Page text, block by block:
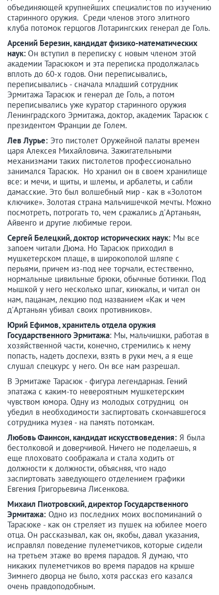
объединяющей крупнейших специалистов по изучению
старинного оружия. Среди членов этого элитного
клуба потомок герцогов Лотарингских генерал де Голь.
Арсений Березин, кандидат физико-математических
наук: Он вступил в переписку с новым членом этой
академии Тарасюком и эта переписка продолжалась
вплоть до 60-х годов. Они переписывались,
переписывались - сначала младший сотрудник
Эрмитажа Тарасюк и генерал де Голь, а потом
переписывались уже куратор старинного оружия
Ленинградского Эрмитажа, доктор, академик Тарасюк с
президентом Франции де Голем.
Лев Лурье: Это пистолет Оружейной палаты времен
царя Алексея Михайловича. Зажигательными
механизмами таких пистолетов профессионально
занимался Тарасюк. Но хранил он в своем хранилище
все: и мечи, и щиты, и шлемы, и арбалеты, и сабли
дамасские. Это был волшебный мир - как в «Золотом
ключике». Золотая страна мальчишечкой мечты. Можно
посмотреть, потрогать то, чем сражались д'Артаньян,
Айвенго и другие любимые герои.
Сергей Белецкий, доктор исторических наук: Мы все
запоем читали Дюма. Но Тарасюк приходил в
мушкетерском плаще, в широкополой шляпе с
перьями, причем из-под нее торчали, естественно,
нормальные цивильные брюки, обычные ботинки. Под
мышкой у него несколько шпаг, кинжалы, и читал он
нам, пацанам, лекцию под названием «Как и чем
д'Артаньян убивал своих противников».
Юрий Ефимов, хранитель отдела оружия
Государственного Эрмитажа: Мы, мальчишки, работая в
хозяйственной части, конечно, стремились к нему
попасть, надеть доспехи, взять в руки меч, а я еще
слушал спецкурс у него. Он все нам разрешал.
В Эрмитаже Тарасюк - фигура легендарная. Гений
эпатажа с каким-то невероятным мушкетерским
чувством юмора. Одну из молодых сотрудниц он
убедил в необходимости заспиртовать скончавшегося
сотрудника музея - на память потомкам.
Любовь Фаинсон, кандидат искусствоведения: Я была
бестолковой и доверчивой. Ничего не поделаешь, я
еще плоховато соображала и стала ходить от
должности к должности, объясняя, что надо
заспиртовать заведующего отделением графики
Евгения Григорьевича Лисенкова.
Михаил Пиотровский, директор Государственного
Эрмитажа: Одно из последних моих воспоминаний о
Тарасюке - как он стреляет из пушек на юбилее моего
отца. Он рассказывал, как он, якобы, давал указания,
исправлял поведение пулеметчиков, которые сидели
на третьем этаже во время парадов. Я думаю, что
никаких пулеметчиков во время парадов на крыше
Зимнего дворца не было, хотя рассказ его казался
очень правдоподобным.